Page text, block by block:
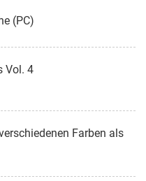
(PC)
Vol. 4
Farben als